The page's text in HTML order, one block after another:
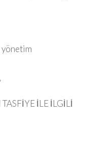
yönetim
İLE İLGİLİ